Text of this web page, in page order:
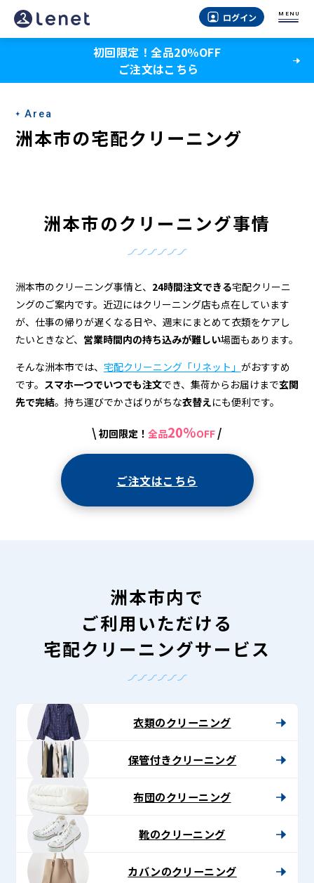
洲
本
の
ク
リ
＆
宅
配
ク
リ
ー
ログイン MENU
初回限定！全品20％OFF
ご注文はこちら
Area
洲本市の宅配クリーニング
洲本市のクリーニング事情
洲本市のクリーニング事情と、 24時間注文できる宅配クリーニ
ングのご案内です。近辺にはクリーニング店も点在しています
が、仕事の帰りが遅くなる日や、週末にまとめて衣類をケアし
たいときなど、 営業時間内の持ち込みが難しい場面もあります。
そんな洲本市では、 宅配クリーニング「リネット」 がおすすめ
です。 スマホ一つでいつでも注文でき、集荷からお届けまで玄関
先で完結。持ち運びでかさばりがちな衣替えにも便利です。
\ 初回限定！ 全品20%OFF /
ご注文はこちら
洲本市内で
ご利用いただける
宅配クリーニングサービス
衣類のクリーニング
保管付きクリーニング
布団のクリーニング
靴のクリーニング
カバンのクリーニング